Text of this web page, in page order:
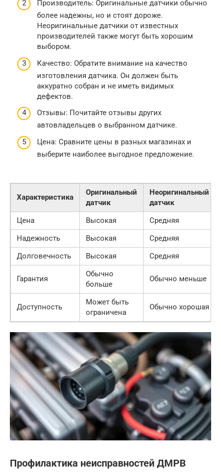
Производитель: Оригинальные датчики обычно
более надежны, но и стоят дороже.
Неоригинальные датчики от известных
производителей также могут быть хорошим
выбором.
Качество: Обратите внимание на качество
изготовления датчика. Он должен быть
аккуратно собран и не иметь видимых
дефектов.
Отзывы: Почитайте отзывы других
автовладельцев о выбранном датчике.
Цена: Сравните цены в разных магазинах и
выберите наиболее выгодное предложение.
Характеристика
Оригинальный
датчик
Неоригинальный
датчик
Цена
Высокая
Средняя
Надежность
Высокая
Средняя
Долговечность
Высокая Средняя
Гарантия
Обычно
больше
Обычно меньше
Доступность
Может быть
ограничена
Обычно хорошая
Профилактика неисправностей ДМРВ